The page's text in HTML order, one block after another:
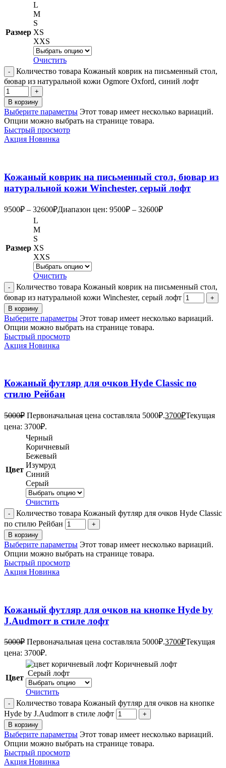
Размер
L
M
S
XS
XXS
Очистить
Количество товара Кожаный коврик на письменный стол,
бювар из натуральной кожи Ogmore Oxford, синий лофт
В корзину
Выберите параметры Этот товар имеет несколько вариаций.
Опции можно выбрать на странице товара.
Быстрый просмотр
Акция Новинка
Кожаный коврик на письменный стол, бювар из
натуральной кожи Winchester, серый лофт
9500₽ – 32600₽Диапазон цен: 9500₽ – 32600₽
Размер
L
M
S
XS
XXS
Очистить
Количество товара Кожаный коврик на письменный стол,
бювар из натуральной кожи Winchester, серый лофт
В корзину
Выберите параметры Этот товар имеет несколько вариаций.
Опции можно выбрать на странице товара.
Быстрый просмотр
Акция Новинка
Кожаный футляр для очков Hyde Classic по
стилю Рейбан
5000₽ Первоначальная цена составляла 5000₽.3700₽Текущая
цена: 3700₽.
Цвет
Черный
Коричневый
Бежевый
Изумруд
Синий
Серый
Очистить
Количество товара Кожаный футляр для очков Hyde Classic
по стилю Рейбан
В корзину
Выберите параметры Этот товар имеет несколько вариаций.
Опции можно выбрать на странице товара.
Быстрый просмотр
Акция Новинка
Кожаный футляр для очков на кнопке Hyde by
J.Audmorr в стиле лофт
5000₽ Первоначальная цена составляла 5000₽.3700₽Текущая
цена: 3700₽.
Цвет
Коричневый лофт
Серый лофт
Очистить
Количество товара Кожаный футляр для очков на кнопке
Hyde by J.Audmorr в стиле лофт
В корзину
Выберите параметры Этот товар имеет несколько вариаций.
Опции можно выбрать на странице товара.
Быстрый просмотр
Акция Новинка